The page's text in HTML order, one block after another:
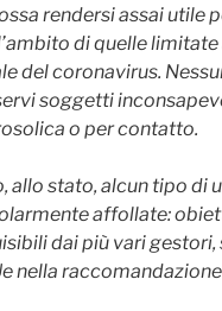
rendersi assai utile
di quelle
del coronavirus.
soggetti
o per contatto.
allo stato, alcun tipo di
affollate:
dai più vari
nella raccomandazione